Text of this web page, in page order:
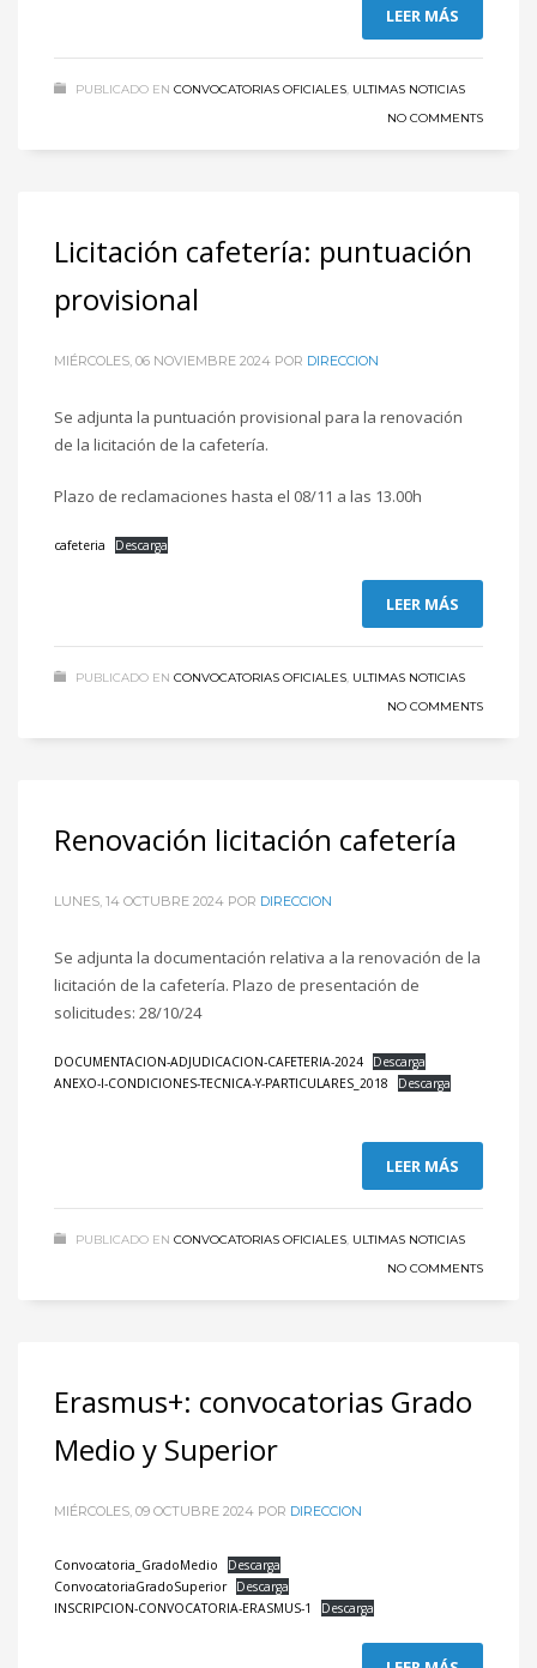
LEER MÁS
PUBLICADO EN CONVOCATORIAS OFICIALES ULTIMAS NOTICIAS
NO COMMENTS
Licitación cafetería: puntuación
provisional
MIÉRCOLES, 06 NOVIEMBRE 2024 POR DIRECCION
Se adjunta la puntuación provisional para la renovación
de la licitación de la cafetería.
Plazo de reclamaciones hasta el 08/11 a las 13.00h
cafeteria Descarga
LEER MÁS
PUBLICADO EN CONVOCATORIAS OFICIALES ULTIMAS NOTICIAS
NO COMMENTS
Renovación licitación cafetería
LUNES, 14 OCTUBRE 2024 POR DIRECCION
Se adjunta la documentación relativa a la renovación de la
licitación de la cafetería. Plazo de presentación de
solicitudes: 28/10/24
DOCUMENTACION-ADJUDICACION-CAFETERIA-2024
Descarga
ANEXO-I-CONDICIONES-TECNICA-Y-PARTICULARES_2018
Descarga
LEER MÁS
PUBLICADO EN CONVOCATORIAS OFICIALES ULTIMAS NOTICIAS
NO COMMENTS
Erasmus+: convocatorias Grado
Medio y Superior
MIÉRCOLES, 09 OCTUBRE 2024 POR DIRECCION
Convocatoria_GradoMedio
Descarga
ConvocatoriaGradoSuperior
Descarga
INSCRIPCION-CONVOCATORIA-ERASMUS-1
Descarga